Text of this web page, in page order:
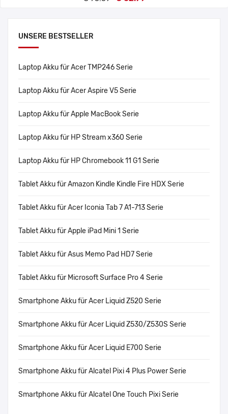
UNSERE BESTSELLER
Laptop Akku für Acer TMP246 Serie
Laptop Akku für Acer Aspire V5 Serie
Laptop Akku für Apple MacBook Serie
Laptop Akku für HP Stream x360 Serie
Laptop Akku für HP Chromebook 11 G1 Serie
Tablet Akku für Amazon Kindle Kindle Fire HDX Serie
Tablet Akku für Acer Iconia Tab 7 A1-713 Serie
Tablet Akku für Apple iPad Mini 1 Serie
Tablet Akku für Asus Memo Pad HD7 Serie
Tablet Akku für Microsoft Surface Pro 4 Serie
Smartphone Akku für Acer Liquid Z520 Serie
Smartphone Akku für Acer Liquid Z530/Z530S Serie
Smartphone Akku für Acer Liquid E700 Serie
Smartphone Akku für Alcatel Pixi 4 Plus Power Serie
Smartphone Akku für Alcatel One Touch Pixi Serie